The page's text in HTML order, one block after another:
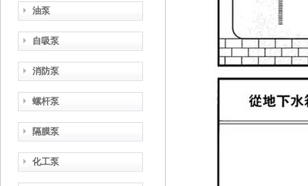
油泵
自吸泵
消防泵
螺杆泵
隔膜泵
化工泵